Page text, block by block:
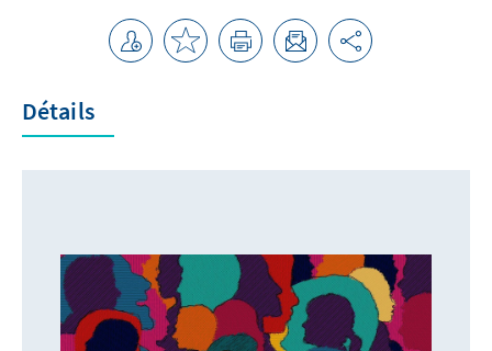
Détails